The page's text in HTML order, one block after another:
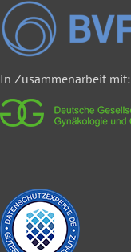
In Zusammenarbeit mit: